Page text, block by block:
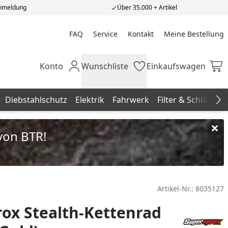
Über 35.000 + Artikel
FAQ Service Kontakt Meine Bestellung
Meine Bestellung
Mein Konto
Konto Wunschliste
Wunschliste Einkaufswagen
Einkaufswagen
Diebstahlschutz Elektrik Fahrwerk Filter & Schläuche
BTR!
Artikel-Nr.: 8035127
Stealth-Kettenrad